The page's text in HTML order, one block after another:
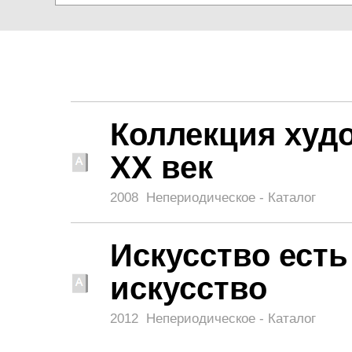
Коллекция
XX век
2008 Непериодическое - Каталог
Искусство
искусство
2012 Непериодическое - Каталог